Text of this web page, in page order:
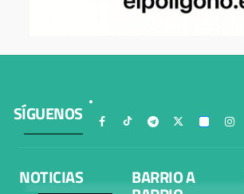
SÍGUENOS
NOTICIAS BARRIO A